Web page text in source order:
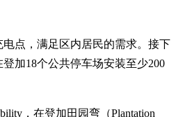
点，满足区内居民的需求。接下
加18个公共停车场安装至少200
，在登加田园弯（Plantation